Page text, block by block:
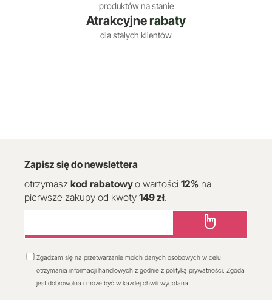
produktów na stanie
Atrakcyjnerabaty
dla stałych klientów
Zapisz się do newslettera
otrzymasz kod rabatowyo wartości 12% na
pierwsze zakupy od kwoty 149 zł.
Zgadzam się na przetwarzanie moich danych osobowych w celu
otrzymania informacji handlowych z godnie z polityką prywatności. Zgoda
jest dobrowolna i może być w każdej chwili wycofana.